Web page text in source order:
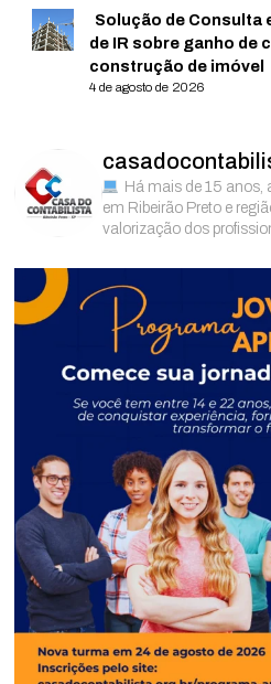
Solução de Consulta
de IR sobre ganho de
construção de imóvel
4 de agosto de 2026
Há mais de 15
em Ribeirão Preto e
valorização dos